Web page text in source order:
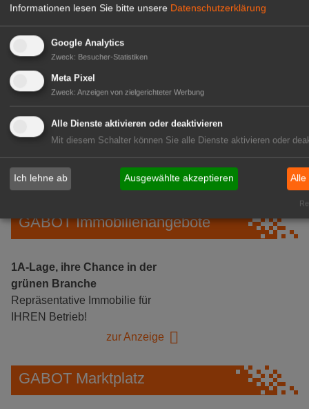
Gärtnerei Hanns
Mitarbeiter (m/w/d) für unsere
Logistikhalle
Herongen
zur Stellenanzeige
GABOT Immobilienangebote
1A-Lage, ihre Chance in der
grünen Branche
Repräsentative Immobilie für
IHREN Betrieb!
zur Anzeige
GABOT Marktplatz
Informationen lesen Sie bitte unsere Datenschutzerklärung
Google Analytics
Zweck: Besucher-Statistiken
Meta Pixel
Zweck: Anzeigen von zielgerichteter Werbung
Alle Dienste aktivieren oder deaktivieren
Mit diesem Schalter können Sie alle Dienste aktivieren oder
Ich lehne ab Ausgewählte akzeptieren Alle